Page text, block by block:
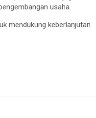
usaha.
mendukung keberlanjutan